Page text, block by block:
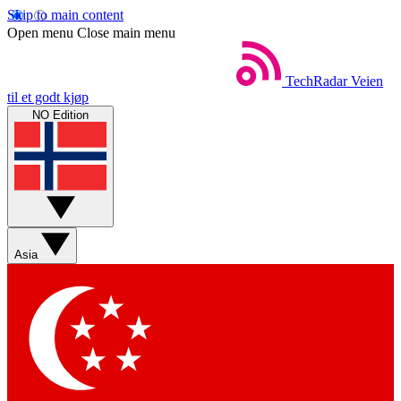
Skip to main content
Open menu Close main menu
TechRadar Veien
til et godt kjøp
NO Edition
Asia